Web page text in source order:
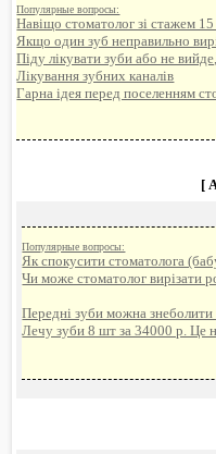
Популярные вопросы:
Навіщо стоматолог зі стажем
Якщо один зуб неправильно
Піду лікувати зуби або не
Лікування зубних каналів
Гарна ідея перед поселенням
[
Популярные вопросы:
Як спокусити стоматолога
Чи може стоматолог вирізати
Передні зуби можна знеболити
Лечу зуби 8 шт за 34000 р. Це